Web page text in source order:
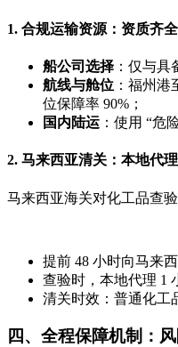
1. 合规运输资源：资质齐
船公司选择 ：仅与
航线与舱位 ：福州
位保障率 90%；
国内陆运 ：使用 “危
2. 马来西亚清关：本地代
马来西亚海关对化工品查
提前 48 小时向马来
查验时，本地代理 1
清关时效：普通化工
四、全程保障机制：